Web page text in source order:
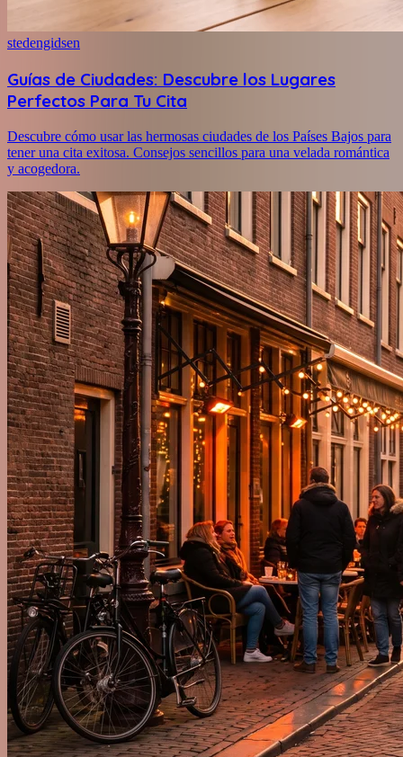
stedengidsen
Guías de Ciudades: Descubre los Lugares
Perfectos Para Tu Cita
Descubre cómo usar las hermosas ciudades de los Países Bajos para
tener una cita exitosa. Consejos sencillos para una velada romántica
y acogedora.